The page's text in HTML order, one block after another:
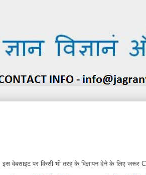
इस वेबसाइट पर किसी भी तरह के विज्ञापन देने के लिए